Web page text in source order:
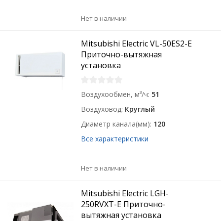
Нет в наличии
Mitsubishi Electric VL-50ES2-E
Приточно-вытяжная
установка
Воздухообмен, м³/ч 51
Воздуховод Круглый
Диаметр канала(мм) 120
Все характеристики
Нет в наличии
Mitsubishi Electric LGH-
250RVXT-E Приточно-
вытяжная установка